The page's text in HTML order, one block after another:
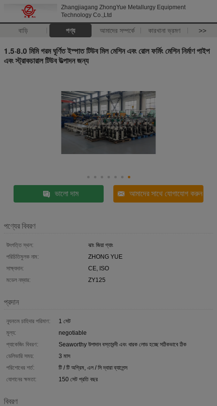
Zhangjiagang ZhongYue Metallurgy Equipment
Technology Co.,Ltd
বাড়ি পণ্য আমাদের সম্পর্কে কারখানা ভ্রমণ >>
1.5·8.0 মিমি গরম ঘূর্ণিত ইস্পাত টিউব মিল মেশিন এবং রোল ফর্মিং মেশিন নির্মাণ পাইপ
এবং স্ট্রাকচারাল টিউব উত্পাদন জন্য
ভালো দাম আমাদের সাথে যোগাযোগ করুন
পণ্যের বিবরণ
উৎপত্তি স্থল:
ঝাং জিয়া গ্যাং
পরিচিতিমুলক নাম:
ZHONG YUE
সাক্ষ্যদান:
CE, ISO
মডেল নম্বার:
ZY125
প্রদান
ন্যূনতম চাহিদার পরিমাণ:
1 সেট
মূল্য:
negotiable
প্যাকেজিং বিবরণ:
Seaworthy উপাদান বস্তাবন্দী এবং ধারক লোড হচ্ছে সঠিকভাবে ঠিক
ডেলিভারি সময়:
3 মাস
পরিশোধের শর্ত:
টি / টি অগ্রিম, এল / সি দ্বারা ব্যালেন্স
যোগানের ক্ষমতা:
150 সেট প্রতি বছর
বিবরণ